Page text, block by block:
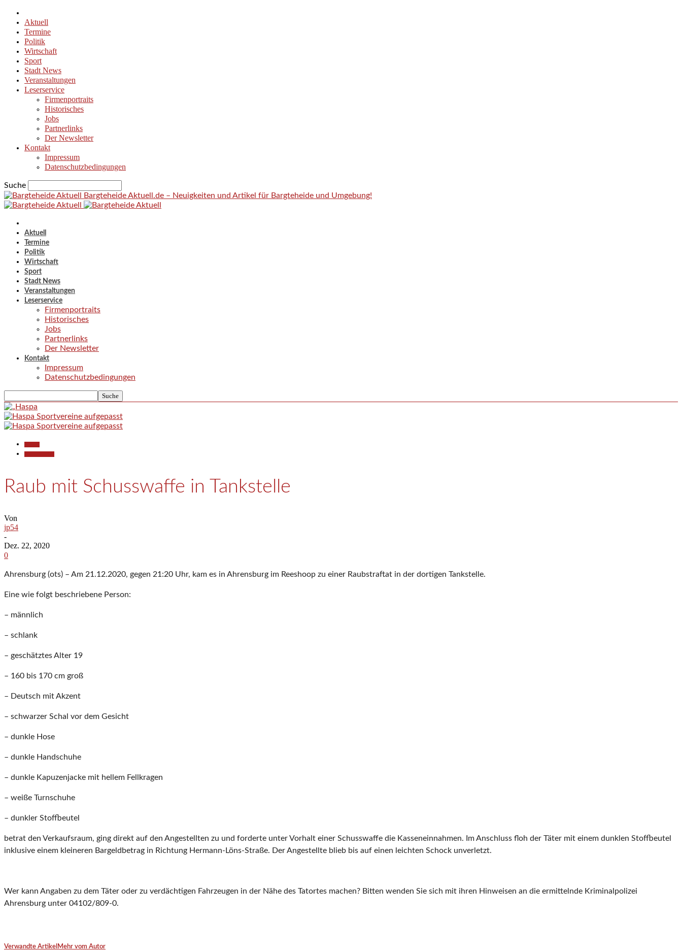
Aktuell
Termine
Politik
Wirtschaft
Sport
Stadt News
Veranstaltungen
Leserservice
Firmenportraits
Historisches
Jobs
Partnerlinks
Der Newsletter
Kontakt
Impressum
Datenschutzbedingungen
Suche
Bargteheide Aktuell.de – Neuigkeiten und Artikel für Bargteheide und Umgebung!
Aktuell
Termine
Politik
Wirtschaft
Sport
Stadt News
Veranstaltungen
Leserservice
Firmenportraits
Historisches
Jobs
Partnerlinks
Der Newsletter
Kontakt
Impressum
Datenschutzbedingungen
Raub mit Schusswaffe in Tankstelle
Von
jp54
-
Dez. 22, 2020
0
Ahrensburg (ots) – Am 21.12.2020, gegen 21:20 Uhr, kam es in Ahrensburg im Reeshoop zu einer Raubstraftat in der dortigen Tankstelle.
Eine wie folgt beschriebene Person:
– männlich
– schlank
– geschätztes Alter 19
– 160 bis 170 cm groß
– Deutsch mit Akzent
– schwarzer Schal vor dem Gesicht
– dunkle Hose
– dunkle Handschuhe
– dunkle Kapuzenjacke mit hellem Fellkragen
– weiße Turnschuhe
– dunkler Stoffbeutel
betrat den Verkaufsraum, ging direkt auf den Angestellten zu und forderte unter Vorhalt einer Schusswaffe die Kasseneinnahmen. Im Anschluss floh der Täter mit einem dunklen Stoffbeutel
inklusive einem kleineren Bargeldbetrag in Richtung Hermann-Löns-Straße. Der Angestellte blieb bis auf einen leichten Schock unverletzt.
Wer kann Angaben zu dem Täter oder zu verdächtigen Fahrzeugen in der Nähe des Tatortes machen? Bitten wenden Sie sich mit ihren Hinweisen an die ermittelnde Kriminalpolizei
Ahrensburg unter 04102/809-0.
Verwandte Artikel Mehr vom Autor